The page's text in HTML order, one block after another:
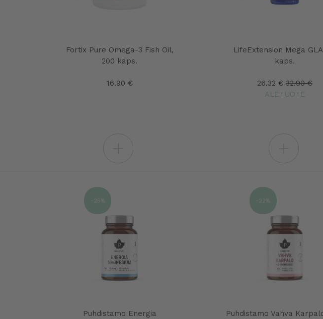
Fortix Pure Omega-3 Fish Oil,
200 kaps.
16.90 €
LifeExtension Mega
kaps.
26.32 € 32.90 €
ALETUOTE
Puhdistamo Energia
-25%
Puhdistamo Vahva
-22%